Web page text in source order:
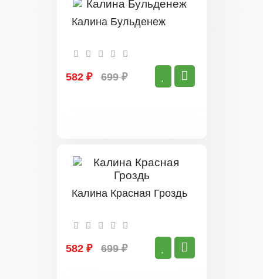
Калина Бульденеж
582 ₽ 699 ₽
Калина Красная Гроздь
582 ₽ 699 ₽